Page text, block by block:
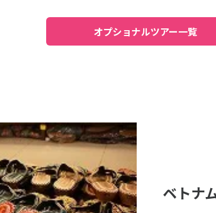
オプショナルツアー一覧
ベトナ